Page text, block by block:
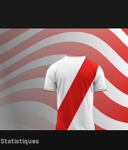
Statistiques